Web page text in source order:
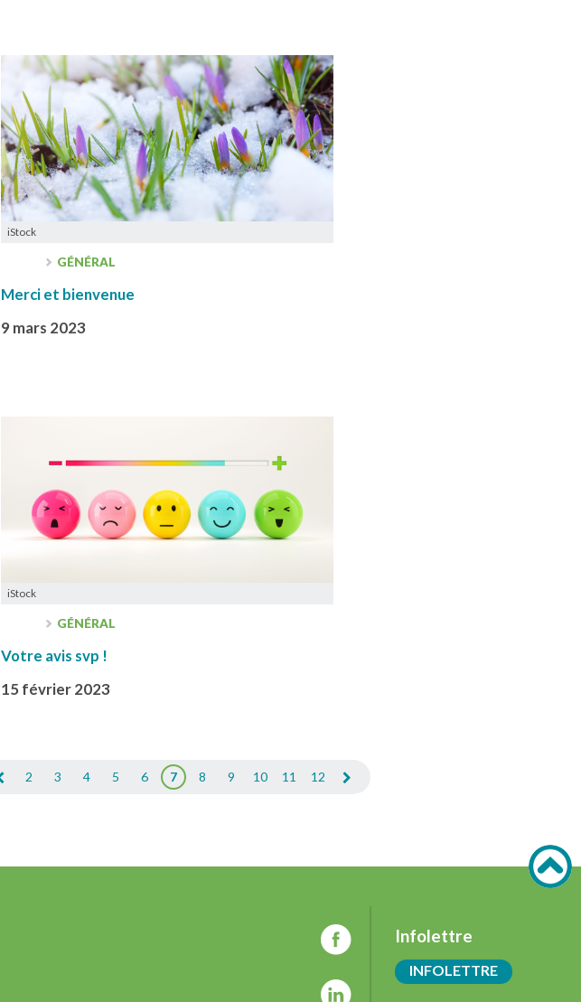
iStock
GÉNÉRAL
Merci et bienvenue
9 mars 2023
iStock
GÉNÉRAL
Votre avis svp !
15 février 2023
2 3 4 5 6 7 8 9 10 11 12
Infolettre
INFOLETTRE